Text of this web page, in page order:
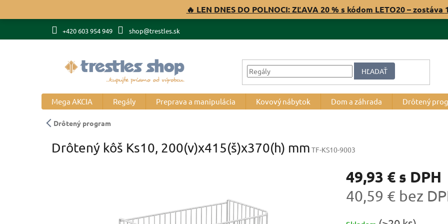
🔥 LEN DNES DO POLNOCI: ZĽAVA 20 % s kódom LETO20 – zostáva
+420 603 954 949 shop@trestles.sk
HĽADAŤ
Mega AKCIA Regály Preprava a manipulácia Kovový nábytok Dom a záhrada Drôtený
Drôtený program
Drôtený kôš Ks10, 200(v)x415(š)x370(h) mm TF-KS10-9003
49,93 € s DPH
40,59 € bez